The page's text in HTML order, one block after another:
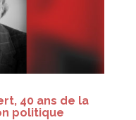
40 ans de la
politique